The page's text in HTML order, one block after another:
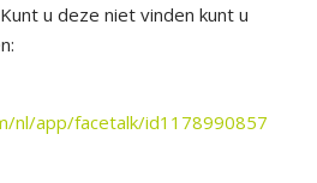
u deze niet vinden kunt u
nl/app/facetalk/id1178990857